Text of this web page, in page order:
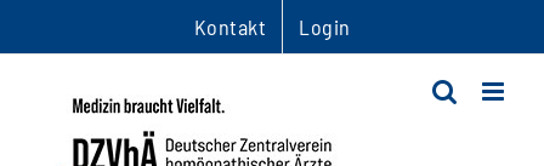
Inhalt
Kontakt Login